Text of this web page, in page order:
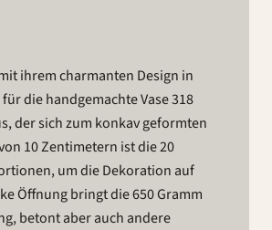
ihrem charmanten Design in
die handgemachte Vase 318
der sich zum konkav geformten
10 Zentimetern ist die 20
um die Dekoration auf
Öffnung bringt die 650 Gramm
betont aber auch andere